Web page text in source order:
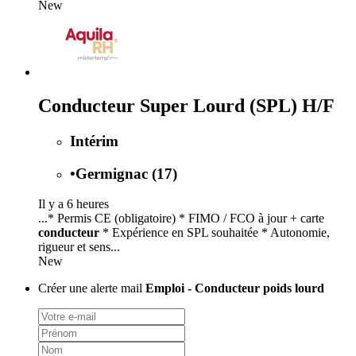
New
Conducteur Super Lourd (SPL) H/F
Intérim
•Germignac (17)
Il y a 6 heures
...* Permis CE (obligatoire) * FIMO / FCO à jour + carte
conducteur * Expérience en SPL souhaitée * Autonomie,
rigueur et sens...
New
Créer une alerte mail Emploi - Conducteur poids lourd